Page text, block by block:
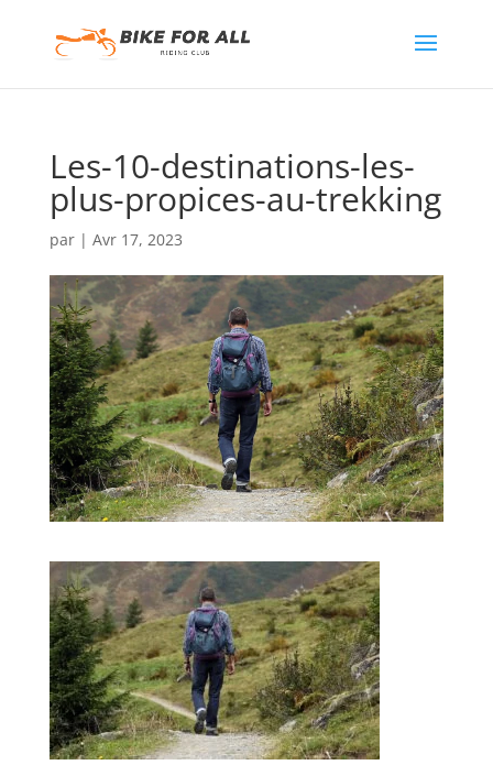
Les-10-destinations-les-
plus-propices-au-trekking
par | Avr 17, 2023